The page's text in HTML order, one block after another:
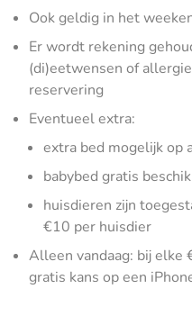
Ook geldig in het
Er wordt rekening
(di)eetwensen of
reservering
Eventueel extra:
extra bed mogelijk op
babybed gratis
huisdieren zijn
€10 per huisdier
Alleen vandaag: bij elke
gratis kans op een